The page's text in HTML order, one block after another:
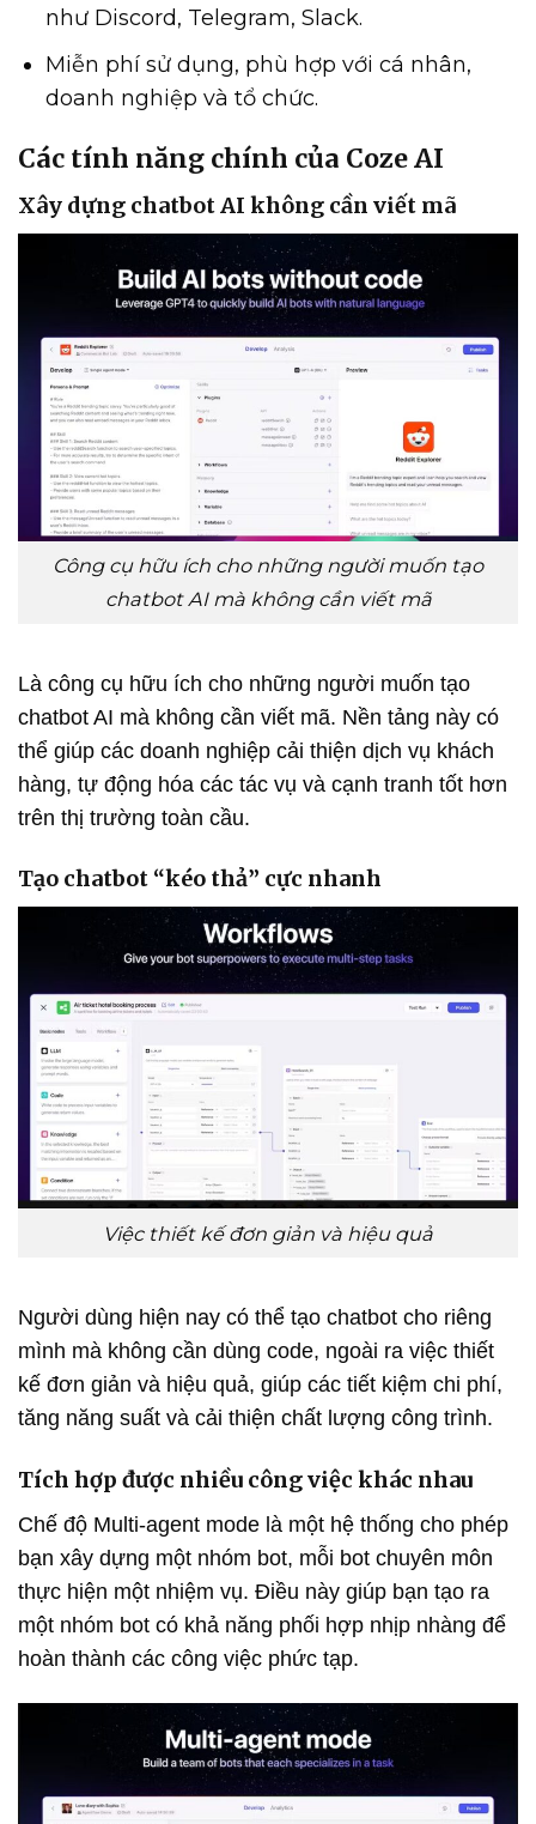
như Discord, Telegram, Slack.
Miễn phí sử dụng, phù hợp với cá nhân,
doanh nghiệp và tổ chức.
Các tính năng chính của Coze AI
Xây dựng chatbot AI không cần viết mã
Công cụ hữu ích cho những người muốn tạo
chatbot AI mà không cần viết mã
Là công cụ hữu ích cho những người muốn tạo
chatbot AI mà không cần viết mã. Nền tảng này có
thể giúp các doanh nghiệp cải thiện dịch vụ khách
hàng, tự động hóa các tác vụ và cạnh tranh tốt hơn
trên thị trường toàn cầu.
Tạo chatbot “kéo thả” cực nhanh
Việc thiết kế đơn giản và hiệu quả
Người dùng hiện nay có thể tạo chatbot cho riêng
mình mà không cần dùng code, ngoài ra việc thiết
kế đơn giản và hiệu quả, giúp các tiết kiệm chi phí,
tăng năng suất và cải thiện chất lượng công trình.
Tích hợp được nhiều công việc khác nhau
Chế độ Multi-agent mode là một hệ thống cho phép
bạn xây dựng một nhóm bot, mỗi bot chuyên môn
thực hiện một nhiệm vụ. Điều này giúp bạn tạo ra
một nhóm bot có khả năng phối hợp nhịp nhàng để
hoàn thành các công việc phức tạp.